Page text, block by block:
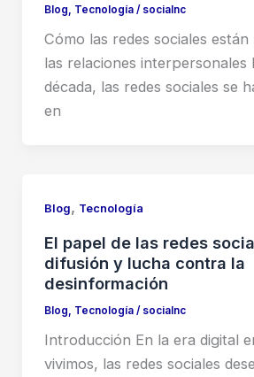
Blog Tecnología/ socialnc
Cómo las redes sociales están
las relaciones interpersonales
década, las redes sociales se
en
Blog, Tecnología
El papel de las redes
difusión y lucha contra la
desinformación
Blog Tecnología/ socialnc
Introducción En la era digital
vivimos, las redes sociales